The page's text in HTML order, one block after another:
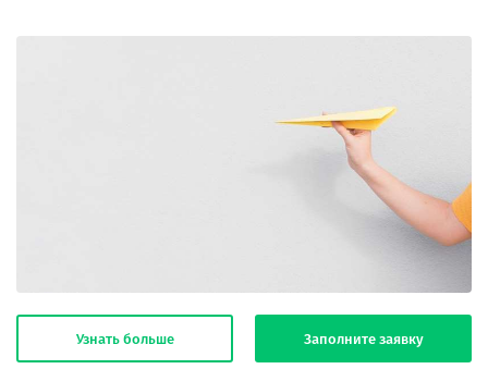
Узнать больше Заполните заявку